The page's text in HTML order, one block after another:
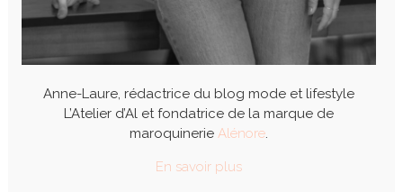
Anne-Laure, rédactrice du blog mode et lifestyle
L’Atelier d’Al et fondatrice de la marque de
maroquinerie Alénore.
En savoir plus